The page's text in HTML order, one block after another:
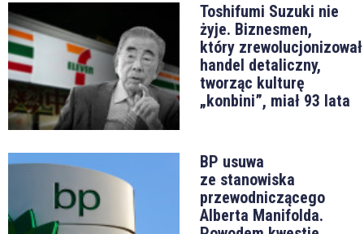
Toshifumi Suzuki nie
żyje. Biznesmen,
który zrewolucjonizował
handel detaliczny,
tworząc kulturę
„konbini”, miał 93 lata
BP usuwa
ze stanowiska
przewodniczącego
Alberta Manifolda.